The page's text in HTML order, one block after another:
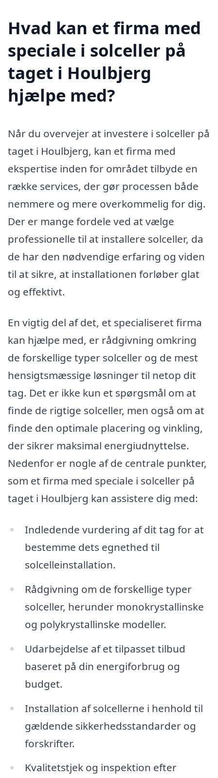
Hvad kan et firma med
speciale i solceller på
taget i Houlbjerg
hjælpe med?
Når du overvejer at investere i solceller på
taget i Houlbjerg, kan et firma med
ekspertise inden for området tilbyde en
række services, der gør processen både
nemmere og mere overkommelig for dig.
Der er mange fordele ved at vælge
professionelle til at installere solceller, da
de har den nødvendige erfaring og viden
til at sikre, at installationen forløber glat
og effektivt.
En vigtig del af det, et specialiseret firma
kan hjælpe med, er rådgivning omkring
de forskellige typer solceller og de mest
hensigtsmæssige løsninger til netop dit
tag. Det er ikke kun et spørgsmål om at
finde de rigtige solceller, men også om at
finde den optimale placering og vinkling,
der sikrer maksimal energiudnyttelse.
Nedenfor er nogle af de centrale punkter,
som et firma med speciale i solceller på
taget i Houlbjerg kan assistere dig med:
Indledende vurdering af dit tag for at
bestemme dets egnethed til
solcelleinstallation.
Rådgivning om de forskellige typer
solceller, herunder monokrystallinske
og polykrystallinske modeller.
Udarbejdelse af et tilpasset tilbud
baseret på din energiforbrug og
budget.
Installation af solcellerne i henhold til
gældende sikkerhedsstandarder og
forskrifter.
Kvalitetstjek og inspektion efter